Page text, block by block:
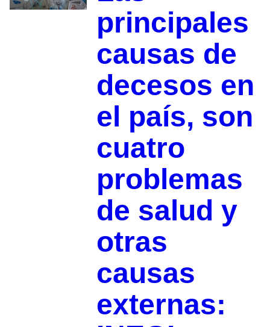
principales
causas de
decesos en
el país, son
cuatro
problemas
de salud y
otras
causas
externas: